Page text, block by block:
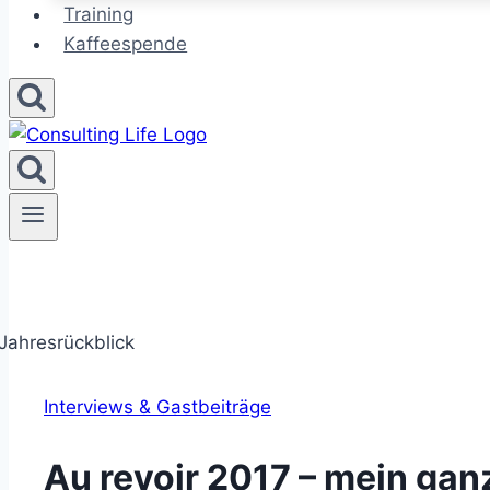
Training
Kaffeespende
Interviews & Gastbeiträge
Au revoir 2017 – mein